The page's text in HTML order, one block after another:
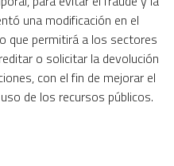
una modificación en el
que permitirá a los sectores
o solicitar la devolución
con el fin de mejorar el
de los recursos públicos.